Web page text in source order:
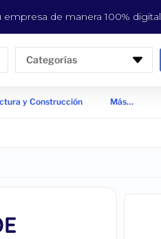
de manera 100% digital
Categorías
y Construcción Más…